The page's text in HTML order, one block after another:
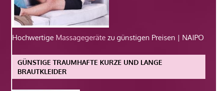
Hochwertige Massagegeräte zu günstigen Preisen | NAIPO
GÜNSTIGE TRAUMHAFTE KURZE UND LANGE
BRAUTKLEIDER